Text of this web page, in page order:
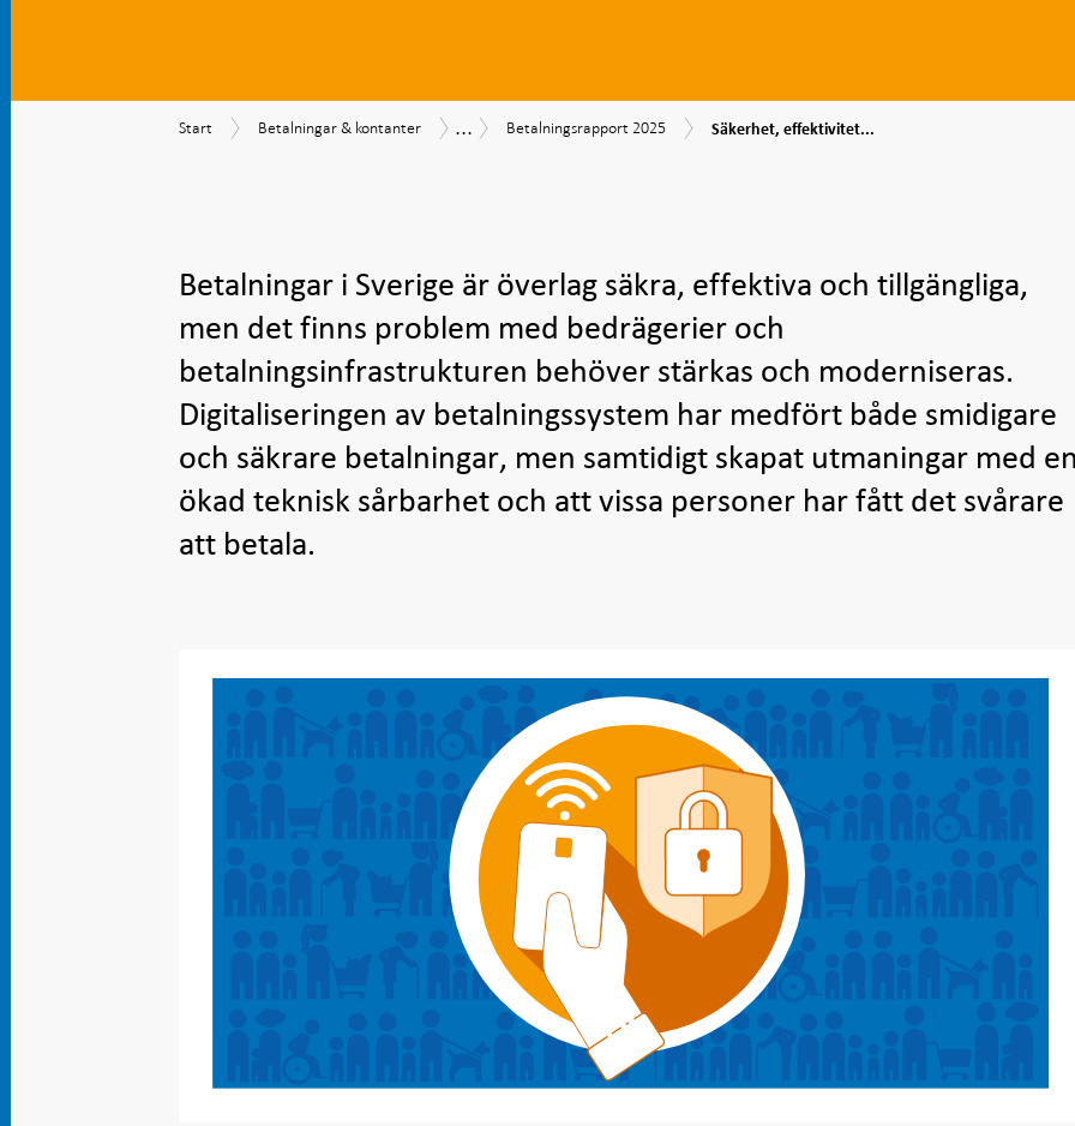
Start
Start
Betalningar
Betalningar & kontanter Betalningsrapport
...
Betalningsrapport
Betalningsrapport 2025
Säkerhet,
effektivitet
Säkerhet, effektivitet...
Betalningar i Sverige är överlag säkra, effektiva och tillgängliga,
men det finns problem med bedrägerier och
betalningsinfrastrukturen behöver stärkas och moderniseras.
Digitaliseringen av betalningssystem har medfört både smidigare
och säkrare betalningar, men samtidigt skapat utmaningar med
ökad teknisk sårbarhet och att vissa personer har fått det svårare
att betala.